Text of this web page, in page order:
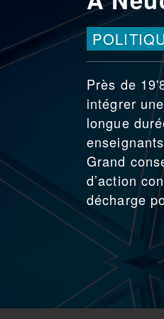
Près de
intégrer
longue
Grand
d’action
décharge